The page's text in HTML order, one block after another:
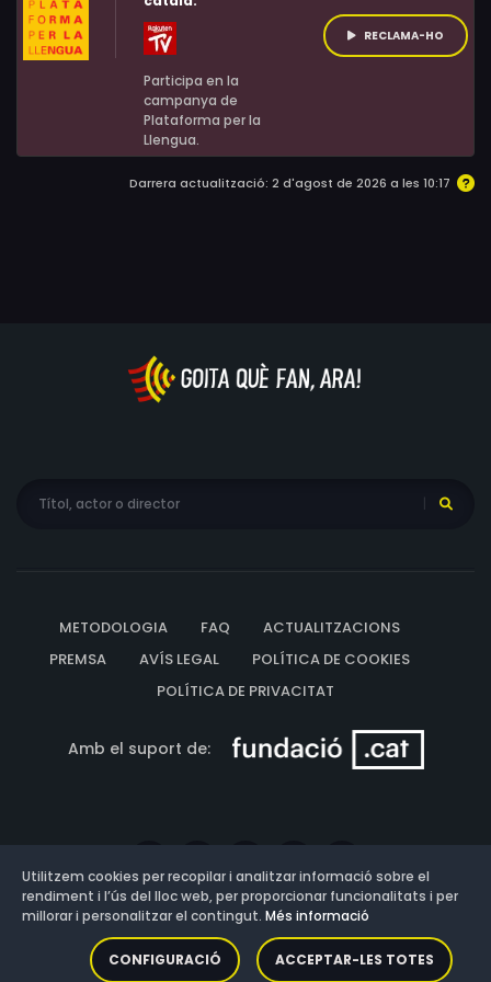
Participa en la
campanya de
Plataforma per la
Llengua.
RECLAMA-HO
Darrera actualització: 2 d'agost de 2026 a les 10:17
METODOLOGIA FAQ
ACTUALITZACIONS
PREMSA
AVÍS LEGAL
POLÍTICA DE COOKIES
POLÍTICA DE PRIVACITAT
Amb el suport de:
Versió: 3.13.0.202607011342
Utilitzem cookies per recopilar i analitzar informació sobre el
rendiment i l’ús del lloc web, per proporcionar funcionalitats i per
millorar i personalitzar el contingut. Més informació
CONFIGURACIÓ ACCEPTAR-LES TOTES